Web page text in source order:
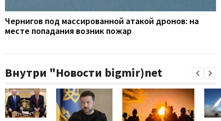
Чернигов под массированной атакой дронов: на
месте попадания возник пожар
Внутри "Новости bigmir)net